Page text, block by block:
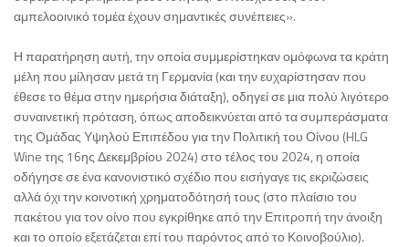
αμπελοοινικό τομέα έχουν σημαντικές συνέπειες».
Η παρατήρηση αυτή, την οποία συμμερίστηκαν ομόφωνα τα κράτη
μέλη που μίλησαν μετά τη Γερμανία (και την ευχαρίστησαν που
έθεσε το θέμα στην ημερήσια διάταξη), οδηγεί σε μια πολύ λιγότερο
συναινετική πρόταση, όπως αποδεικνύεται από τα συμπεράσματα
της Ομάδας Υψηλού Επιπέδου για την Πολιτική του Οίνου (HLG
Wine της 16ης Δεκεμβρίου 2024) στο τέλος του 2024, η οποία
οδήγησε σε ένα κανονιστικό σχέδιο που εισήγαγε τις εκριζώσεις
αλλά όχι την κοινοτική χρηματοδότησή τους (στο πλαίσιο του
πακέτου για τον οίνο που εγκρίθηκε από την Επιτροπή την άνοιξη
και το οποίο εξετάζεται επί του παρόντος από το Κοινοβούλιο).